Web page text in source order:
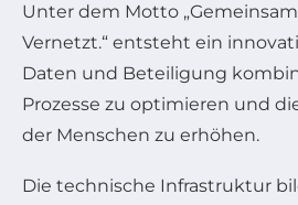
Unter dem Motto
Vernetzt.“ entsteht ein
Daten und Beteiligung
Prozesse zu optimieren und
der Menschen zu erhöhen.
Die technische Infrastruktur